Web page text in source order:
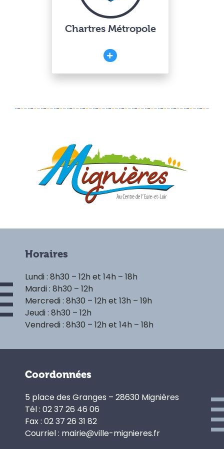
Chartres Métropole
Horaires
Lundi : 8h30 – 12h et 14h – 18h
Mardi : 8h30 – 12h
Mercredi : 8h30 – 12h et 13h – 19h
Jeudi : 8h30 – 12h
Vendredi : 8h30 – 12h et 14h – 18h
Coordonnées
5 place des Granges – 28630 Mignières
Tél : 02 37 26 46 06
Fax : 02 37 26 31 82
Courriel : mairie@ville-mignieres.fr